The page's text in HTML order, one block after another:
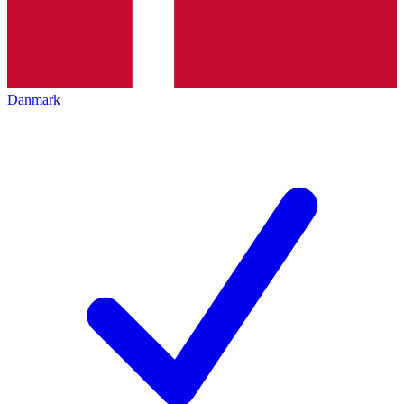
Danmark